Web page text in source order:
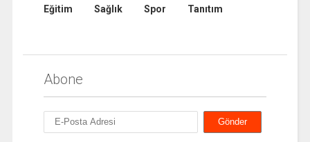
Eğitim
Sağlık Spor Tanıtım
Abone